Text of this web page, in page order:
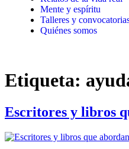
Mente y espíritu
Talleres y
Quiénes somos
Etiqueta:
Escritores y libros